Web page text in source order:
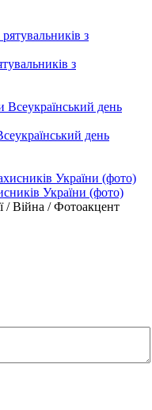
з
день
України (фото)
/ Війна / Фотоакцент